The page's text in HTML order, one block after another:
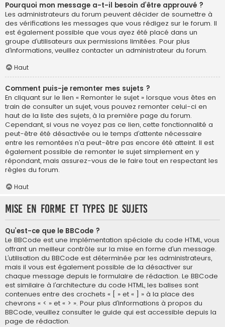
Pourquoi mon message a-t-il besoin d’être approuvé ?
Les administrateurs du forum peuvent décider de soumettre à
des vérifications les messages que vous rédigez sur le forum. Il
est également possible que vous ayez été placé dans un
groupe d’utilisateurs aux permissions limitées. Pour plus
d’informations, veuillez contacter un administrateur du forum.
Haut
Comment puis-je remonter mes sujets ?
En cliquant sur le lien « Remonter le sujet » lorsque vous êtes en
train de consulter un sujet, vous pouvez remonter celui-ci en
haut de la liste des sujets, à la première page du forum.
Cependant, si vous ne voyez pas ce lien, cette fonctionnalité a
peut-être été désactivée ou le temps d’attente nécessaire
entre les remontées n’a peut-être pas encore été atteint. Il est
également possible de remonter le sujet simplement en y
répondant, mais assurez-vous de le faire tout en respectant les
règles du forum.
Haut
Mise en forme et types de sujets
Qu’est-ce que le BBCode ?
Le BBCode est une implémentation spéciale du code HTML, vous
offrant un meilleur contrôle sur la mise en forme d’un message.
L’utilisation du BBCode est déterminée par les administrateurs,
mais il vous est également possible de la désactiver sur
chaque message depuis le formulaire de rédaction. Le BBCode
est similaire à l’architecture du code HTML, les balises sont
contenues entre des crochets « [ » et « ] » à la place des
chevrons « < » et « > ». Pour plus d’informations à propos du
BBCode, veuillez consulter le guide qui est accessible depuis la
page de rédaction.